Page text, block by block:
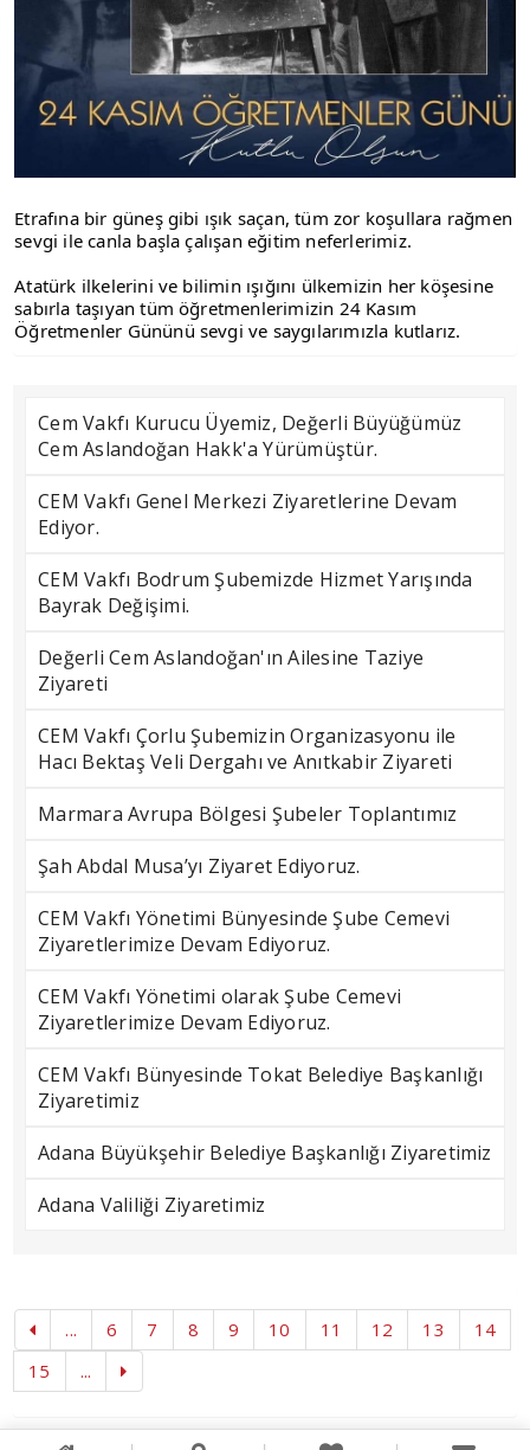
Etrafına bir güneş gibi ışık saçan, tüm zor koşullara rağmen
sevgi ile canla başla çalışan eğitim neferlerimiz.
Atatürk ilkelerini ve bilimin ışığını ülkemizin her köşesine
sabırla taşıyan tüm öğretmenlerimizin 24 Kasım
Öğretmenler Gününü sevgi ve saygılarımızla kutlarız.
Cem Vakfı Kurucu Üyemiz, Değerli Büyüğümüz
Cem Aslandoğan Hakk'a Yürümüştür.
CEM Vakfı Genel Merkezi Ziyaretlerine Devam
Ediyor.
CEM Vakfı Bodrum Şubemizde Hizmet Yarışında
Bayrak Değişimi.
Değerli Cem Aslandoğan'ın Ailesine Taziye
Ziyareti
CEM Vakfı Çorlu Şubemizin Organizasyonu ile
Hacı Bektaş Veli Dergahı ve Anıtkabir Ziyareti
Marmara Avrupa Bölgesi Şubeler Toplantımız
Şah Abdal Musa’yı Ziyaret Ediyoruz.
CEM Vakfı Yönetimi Bünyesinde Şube Cemevi
Ziyaretlerimize Devam Ediyoruz.
CEM Vakfı Yönetimi olarak Şube Cemevi
Ziyaretlerimize Devam Ediyoruz.
CEM Vakfı Bünyesinde Tokat Belediye Başkanlığı
Ziyaretimiz
Adana Büyükşehir Belediye Başkanlığı Ziyaretimiz
Adana Valiliği Ziyaretimiz
... 6 7 8 9 10 11 12 13
14
15
...